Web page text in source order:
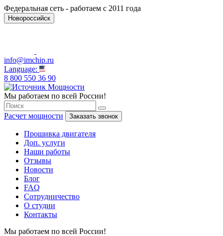
Федеральная сеть - работаем с 2011 года
Новороссийск
info@imchip.ru
Language:
8 800 550 36 90
Мы работаем по всей России!
Расчет мощности Заказать звонок
Прошивка двигателя
Доп. услуги
Наши работы
Отзывы
Новости
Блог
FAQ
Сотрудничество
О студии
Контакты
Мы работаем по всей России!